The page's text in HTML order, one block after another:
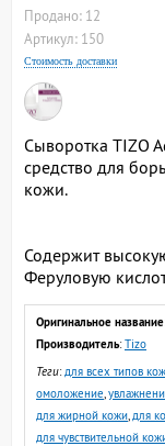
Продано: 12
Артикул: 150
Стоимость доставки
Сыворотка TIZO
средство для
кожи.
Содержит
Феруловую
Оригинальное
Производитель:Tizo
Теги:для всех типов
омоложение,
для жирной кожи,для
для чувствительной